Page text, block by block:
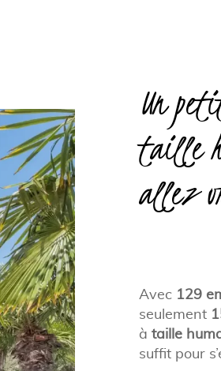
Un
taille
allez
Avec 129
seulement
à taille
suffit pour